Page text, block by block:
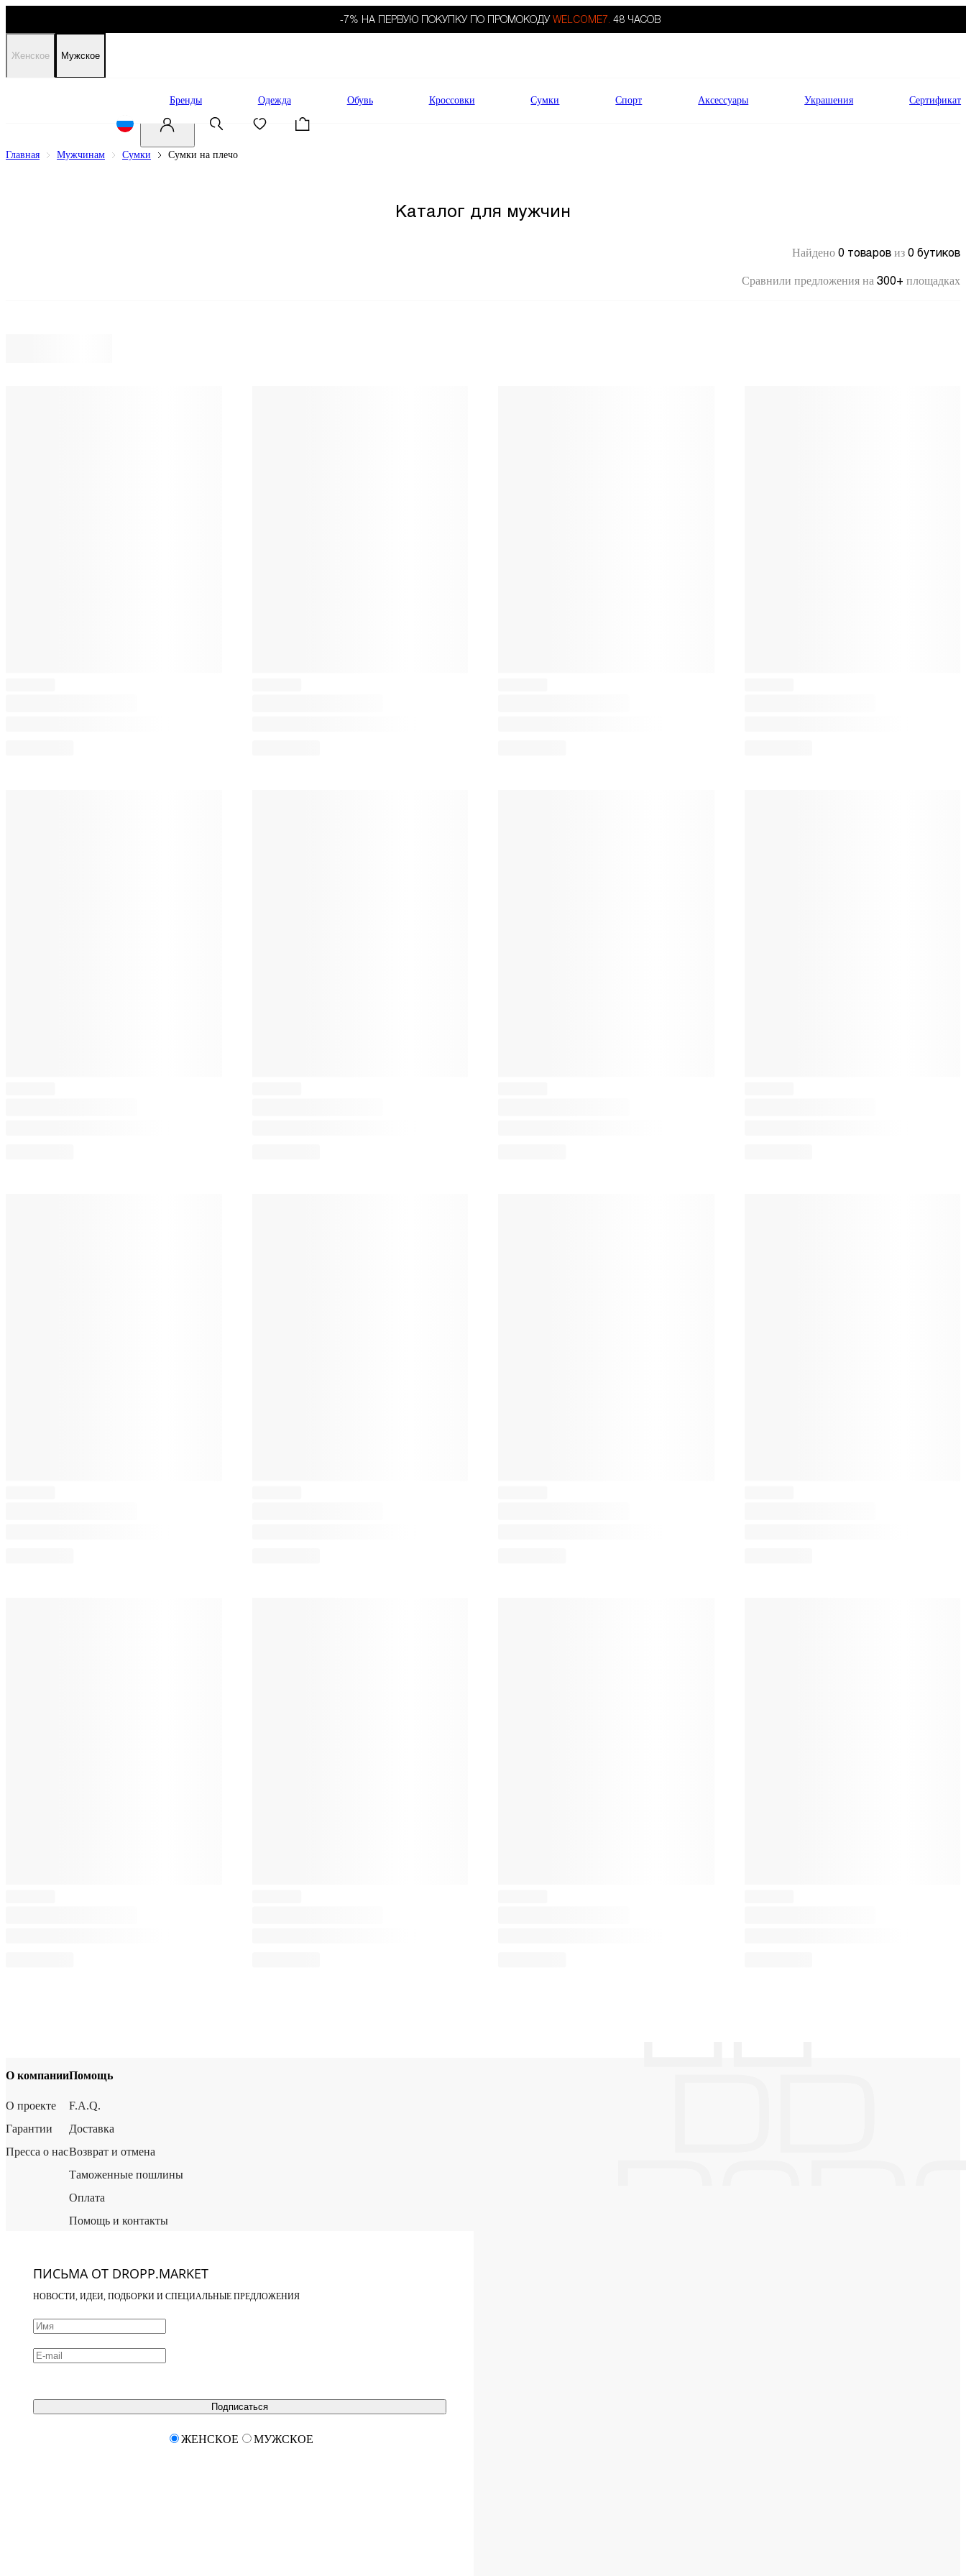
-7% НА ПЕРВУЮ ПОКУПКУ ПО ПРОМОКОДУ WELCOME7. 48 ЧАСОВ
Женское Мужское
Бренды Одежда Обувь Кроссовки Сумки Спорт Аксессуары Украшения Сертификат
Главная Мужчинам Сумки Сумки на плечо
Каталог для мужчин
Найдено 0 товаров из 0 бутиков
Сравнили предложения на 300+ площадках
О компании
О проекте
Гарантии
Пресса о нас
Помощь
F.A.Q.
Доставка
Возврат и отмена
Таможенные пошлины
Оплата
Помощь и контакты
ПИСЬМА ОТ DROPP.MARKET
НОВОСТИ, ИДЕИ, ПОДБОРКИ И СПЕЦИАЛЬНЫЕ ПРЕДЛОЖЕНИЯ
Подписаться
ЖЕНСКОЕ МУЖСКОЕ